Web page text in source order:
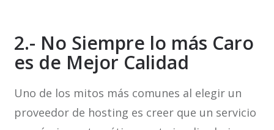
2.- No Siempre lo más Caro
es de Mejor Calidad
Uno de los mitos más comunes al elegir un
proveedor de hosting es creer que un servicio